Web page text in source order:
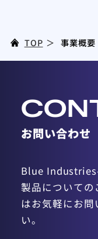
TOP 事業概要
お問い合わせ
Blue Industries
製品についての
はお気軽にお問
い。